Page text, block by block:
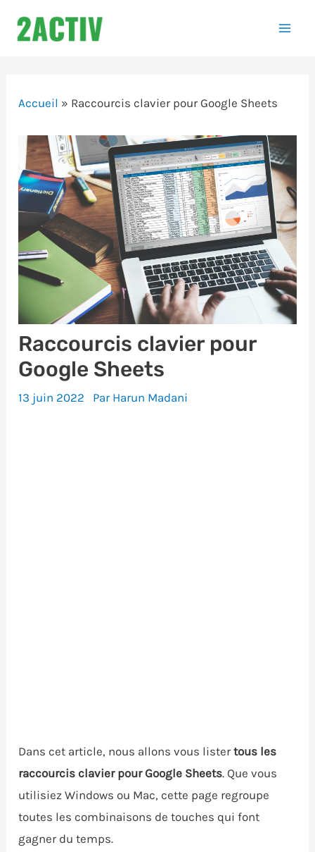
Accueil » Raccourcis clavier pour Google Sheets
Raccourcis clavier pour
Google Sheets
13 juin 2022 Par Harun Madani
Dans cet article, nous allons vous listertous les
raccourcis clavier pour Google Sheets. Que vous
utilisiez Windows ou Mac, cette page regroupe
toutes les combinaisons de touches qui font
gagner du temps.